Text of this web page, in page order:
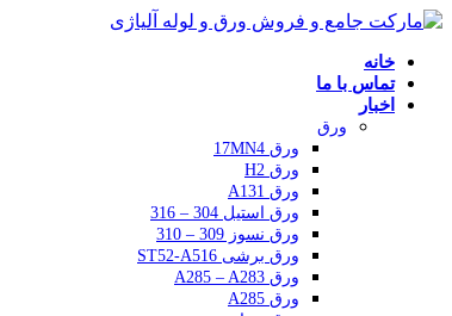
خانه
تماس با ما
اخبار
ورق
ورق 17MN4
ورق H2
ورق A131
ورق استیل 304 – 316
ورق نسوز 309 – 310
ورق برشی ST52-A516
ورق A285 – A283
ورق A285